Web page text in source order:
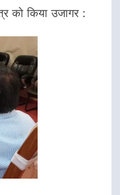
को किया उजागर :